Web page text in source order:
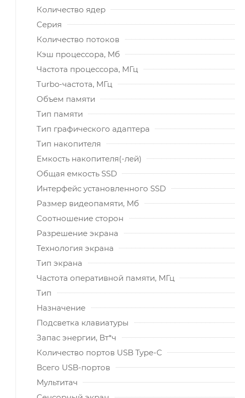
Количество ядер
Серия
Количество потоков
Кэш процессора, Мб
Частота процессора, МГц
Turbo-частота, МГц
Объем памяти
Тип памяти
Тип графического адаптера
Тип накопителя
Емкость накопителя(-лей)
Общая емкость SSD
Интерфейс установленного SSD
Размер видеопамяти, Мб
Соотношение сторон
Разрешение экрана
Технология экрана
Тип экрана
Частота оперативной памяти, МГц
Тип
Назначение
Подсветка клавиатуры
Запас энергии, Вт*ч
Количество портов USB Type-C
Всего USB-портов
Мультитач